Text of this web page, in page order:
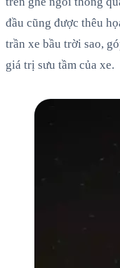
đầu cũng được thêu
trần xe bầu trời sao,
giá trị sưu tầm của xe.